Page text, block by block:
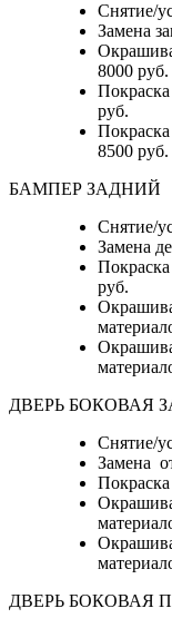
Снятие/
Замена
8000 руб.
руб.
8500 руб.
БАМПЕР ЗАДНИЙ
Снятие/
Замена
руб.
ДВЕРЬ БОКОВАЯ
Снятие/
Замена
ДВЕРЬ БОКОВАЯ